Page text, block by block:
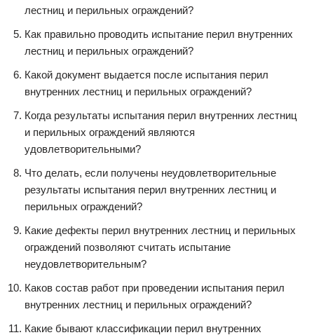
лестниц и перильных ограждений?
Как правильно проводить испытание перил внутренних
лестниц и перильных ограждений?
Какой документ выдается после испытания перил
внутренних лестниц и перильных ограждений?
Когда результаты испытания перил внутренних лестниц
и перильных ограждений являются
удовлетворительными?
Что делать, если получены неудовлетворительные
результаты испытания перил внутренних лестниц и
перильных ограждений?
Какие дефекты перил внутренних лестниц и перильных
ограждений позволяют считать испытание
неудовлетворительным?
Каков состав работ при проведении испытания перил
внутренних лестниц и перильных ограждений?
Какие бывают классификации перил внутренних